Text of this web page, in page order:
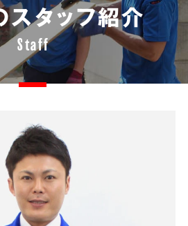
スタッフ紹介
Staff